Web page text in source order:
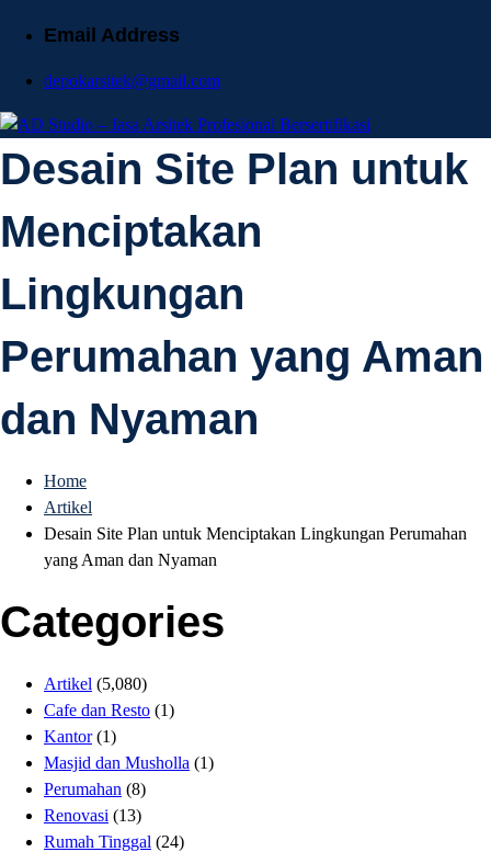
Email Address
depokarsitek@gmail.com
AD Studio – Jasa
Arsitek Profesional
Bersertifikasi
AD Studio – Jasa Arsitek Profesional Bersertifikasi
Desain Site Plan untuk
Menciptakan
Lingkungan
Perumahan yang Aman
dan Nyaman
Home
Artikel
Desain Site Plan untuk Menciptakan Lingkungan Perumahan
yang Aman dan Nyaman
Categories
Artikel (5,080)
Cafe dan Resto (1)
Kantor(1)
Masjid dan Musholla (1)
Perumahan (8)
Renovasi (13)
Rumah Tinggal (24)